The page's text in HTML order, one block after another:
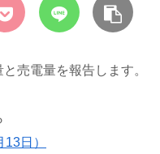
売電量を報告します。
日）